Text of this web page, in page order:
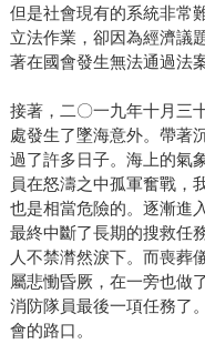
但是社會現有的系統非常
立法作業，卻因為經濟議
著在國會發生無法通過法
接著，二〇一九年十月三
處發生了墜海意外。帶著
過了許多日子。海上的氣
員在怒濤之中孤軍奮戰，
也是相當危險的。逐漸進
最終中斷了長期的搜救任
人不禁潸然淚下。而喪葬
屬悲慟昏厥，在一旁也做
消防隊員最後一項任務了
會的路口。